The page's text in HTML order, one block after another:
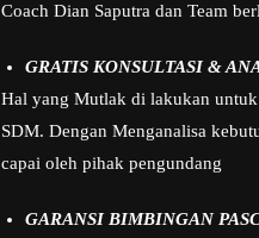
Coach Dian Saputra dan Team
GRATIS KONSULTASI &
Hal yang Mutlak di lakukan
SDM. Dengan Menganalisa
capai oleh pihak pengundang
GARANSI BIMBINGAN